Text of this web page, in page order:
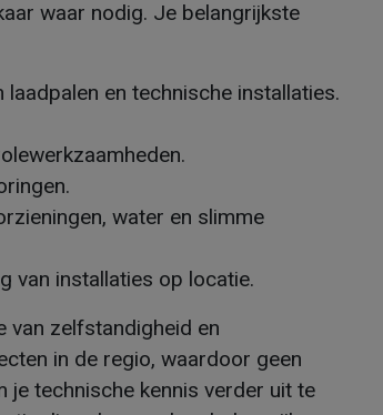
waar nodig. Je belangrijkste
en technische installaties.
water en slimme
van installaties op locatie.
van zelfstandigheid en
in de regio, waardoor geen
je technische kennis verder uit te